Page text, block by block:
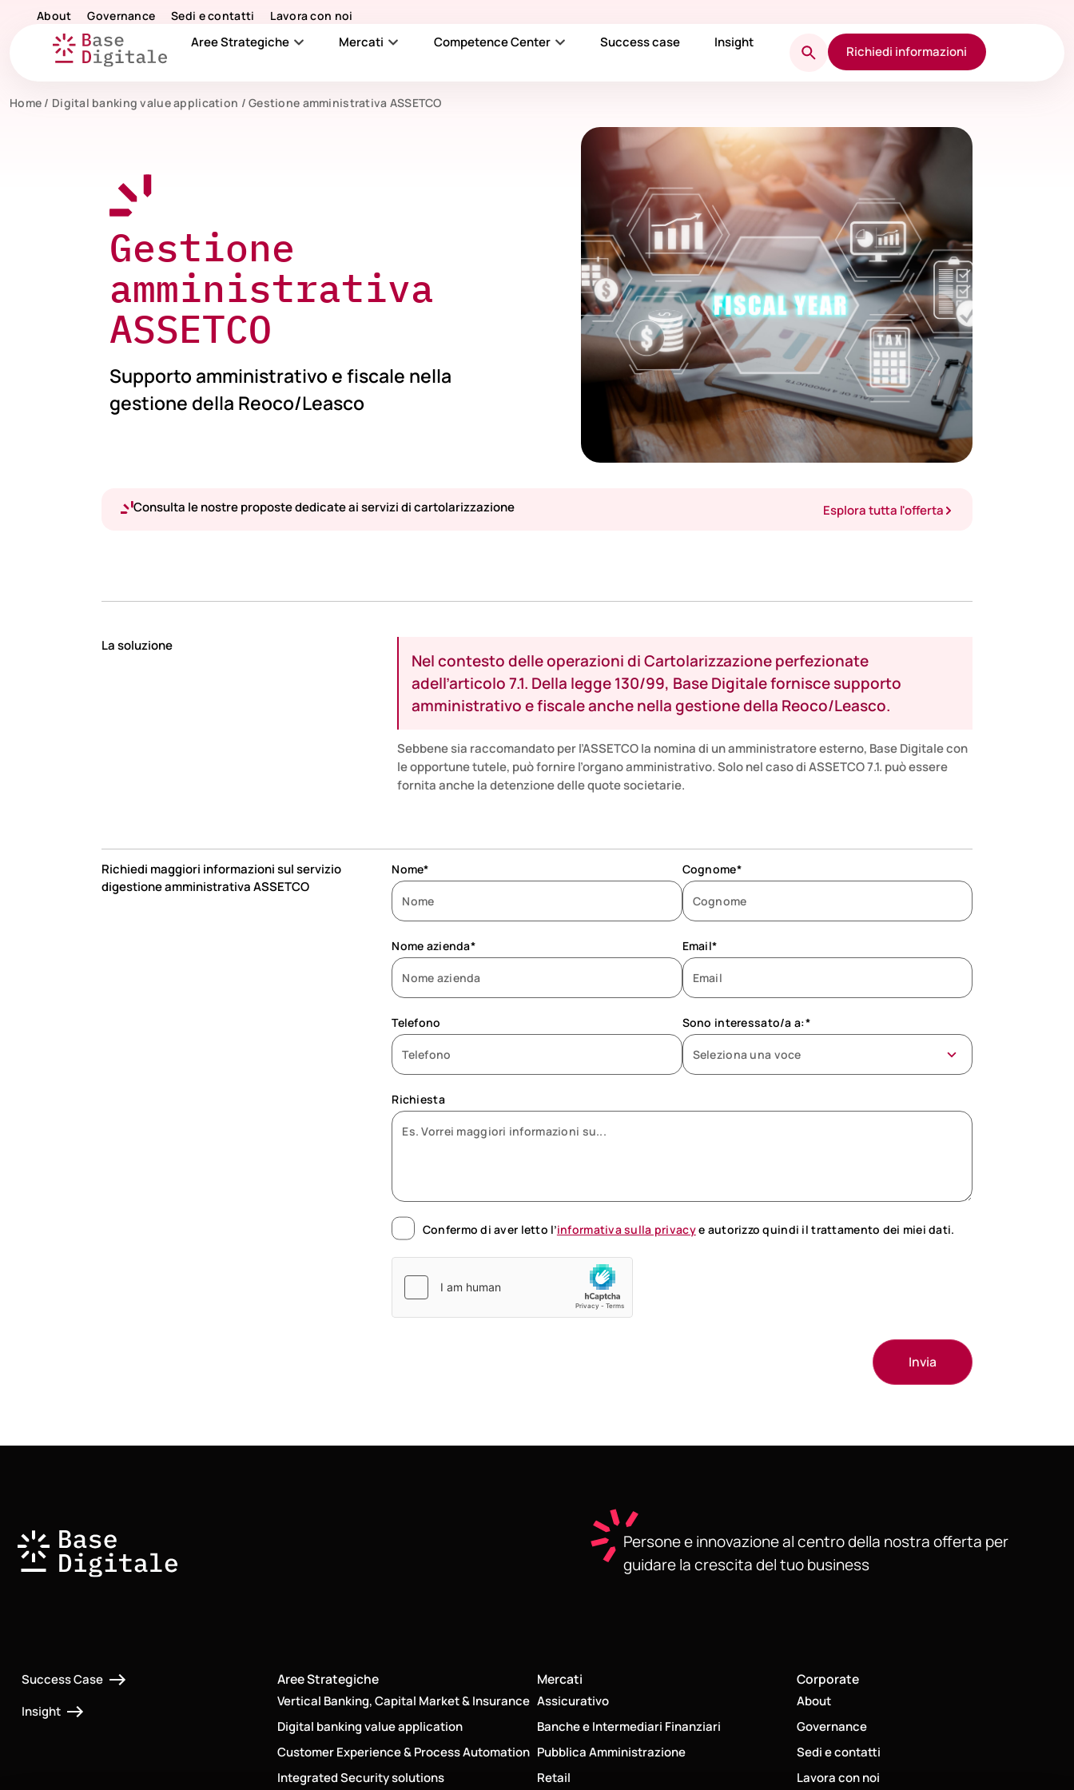
About Governance Sedi e contatti Lavora con noi
Aree Strategiche Mercati Competence Center Success case Insight
Richiedi informazioni
Home / Digital banking value application / Gestione amministrativa ASSETCO
Gestione
amministrativa
ASSETCO
Supporto amministrativo e fiscale nella
gestione della Reoco/Leasco
Consulta le nostre proposte dedicate ai servizi di cartolarizzazione Esplora tutta l'offerta
La soluzione
Nel contesto delle operazioni di Cartolarizzazione perfezionate
adell’articolo 7.1. Della legge 130/99, Base Digitale fornisce supporto
amministrativo e fiscale anche nella gestione della Reoco/Leasco.
Sebbene sia raccomandato per l’ASSETCO la nomina di un amministratore esterno, Base Digitale con
le opportune tutele, può fornire l’organo amministrativo. Solo nel caso di ASSETCO 7.1. può essere
fornita anche la detenzione delle quote societarie.
Richiedi maggiori informazioni sul servizio
digestione amministrativa ASSETCO
Nome* Cognome*
Nome azienda* Email*
Telefono Sono interessato/a a:*
Richiesta
Confermo di aver letto l’informativa sulla privacye autorizzo quindi il trattamento dei miei dati.
Persone e innovazione al centro della nostra offerta per
guidare la crescita del tuo business
Success Case
Insight
Aree Strategiche
Vertical Banking, Capital Market & Insurance
Digital banking value application
Customer Experience & Process Automation
Integrated Security solutions
Mercati
Assicurativo
Banche e Intermediari Finanziari
Pubblica Amministrazione
Retail
Corporate
About
Governance
Sedi e contatti
Lavora con noi